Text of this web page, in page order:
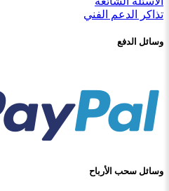
تذاكر الدعم الفني
وسائل الدفع
وسائل سحب الأرباح